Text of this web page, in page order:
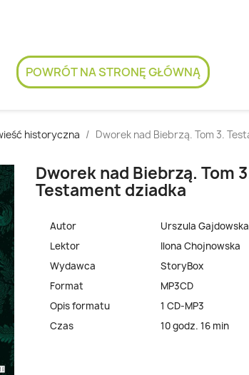
POWRÓT NA STRONĘ GŁÓWNĄ
historyczna Dworek nad Biebrzą. Tom 3.
Dworek nad Biebrzą. Tom
Testament dziadka
Autor
Urszula Gajdowska
Lektor
Ilona Chojnowska
Wydawca
StoryBox
Format
MP3CD
Opis formatu
1 CD-MP3
Czas
10 godz. 16 min